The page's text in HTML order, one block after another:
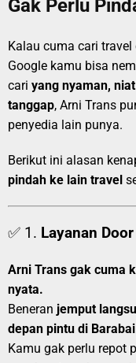
Gak Perlu
Kalau cuma cari
Google kamu bisa
cari yang nyaman,
tanggap, Arni Trans
penyedia lain punya.
Berikut ini alasan
pindah ke lain travel
✅ 1. Layanan
Arni Trans gak cuma
nyata.
Beneran jemput
depan pintu di Barabai
Kamu gak perlu repot